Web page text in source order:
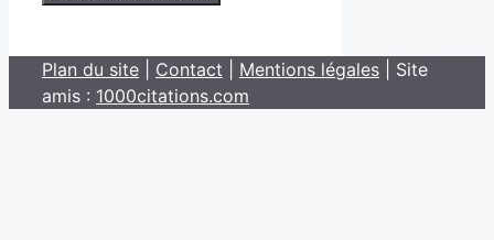
Plan du site Contact Mentions légales | Site
amis : 1000citations.com